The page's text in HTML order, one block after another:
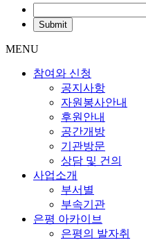
MENU
참여와 신청
공지사항
자원봉사안내
후원안내
공간개방
기관방문
상담 및 건의
사업소개
부서별
부속기관
은평 아카이브
은평의 발자취